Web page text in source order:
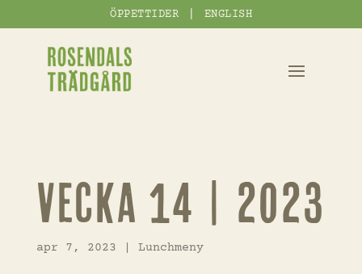
ÖPPETTIDER ENGLISH
VECKA 14 | 2023
apr 7, 2023 Lunchmeny